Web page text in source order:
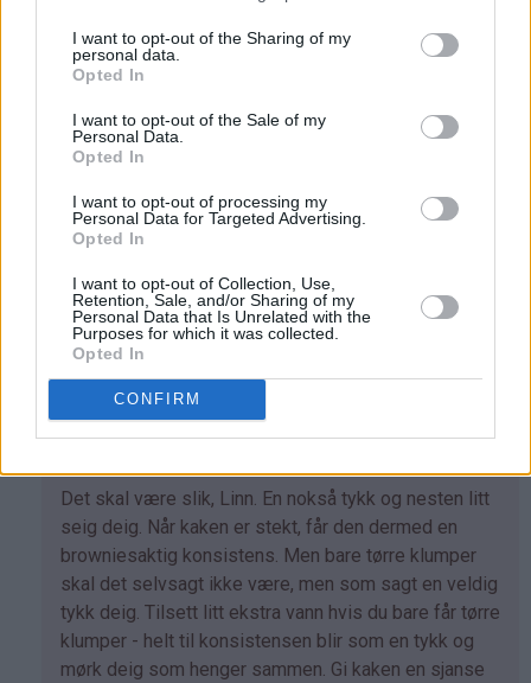
I want to opt-out of the Sharing of my
personal data.
Opted In
I want to opt-out of the Sale of my
Personal Data.
Opted In
I want to opt-out of processing my
Personal Data for Targeted Advertising.
Opted In
I want to opt-out of Collection, Use,
Retention, Sale, and/or Sharing of my
Personal Data that Is Unrelated with the
Purposes for which it was collected.
Opted In
CONFIRM
Luna - 25.06.2019 - 10:24
Som
svar
på
Helene
(ikke
Tror at det kan gå. Men bare prøv. Vis det går skriv
det her som at andre vet at det går. Eller ikke
Linn - 14.08.2014 - 19:12
Heisann, prøvde røren, slik den står skrevet, men ender
opp med at det er aaalt for lite veske i røren. ( blir bare
tørre klumper.. )
Svar
Som
svar
på
av
Linn
(ikke
bekreftet)
Det skal være slik, Linn. En nokså tykk og nesten litt
seig deig. Når kaken er stekt, får den dermed en
browniesaktig konsistens. Men bare tørre klumper
skal det selvsagt ikke være, men som sagt en veldig
tykk deig. Tilsett litt ekstra vann hvis du bare får tørre
klumper - helt til konsistensen blir som en tykk og
mørk deig som henger sammen. Gi kaken en sjanse